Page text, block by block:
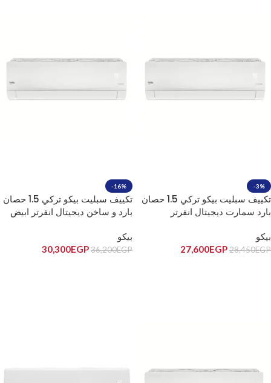
-3%
تكييف سبليت بيكو تركي 1.5 حصان
بارد سمارت ديجيتال انفرتر
بيكو
28,450EGP
27,600EGP
-16%
تكييف سبليت بيكو تركي 1.5 حصان
بارد و ساخن ديجيتال انفرتر ابيض
بيكو
36,200EGP
30,300EGP